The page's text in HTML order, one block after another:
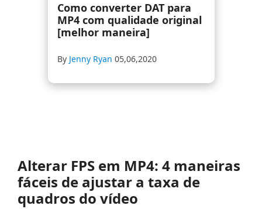
Como converter DAT para
MP4 com qualidade original
[melhor maneira]
By Jenny Ryan 05,06,2020
Alterar FPS em MP4: 4 maneiras
fáceis de ajustar a taxa de
quadros do vídeo